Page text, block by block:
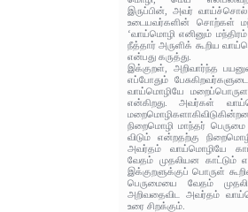
இருப்பின், அவர்
உடையவர்களின் சொற்கள்
‘வாய்மொழி எனினும்
நீத்தார் அருளிக் கூறிய
என்பது கருத்து.
இக்குறள், அறிவார்ந்த
எப்போதும்
வாய்மொழியே
என்கிறது. அவர்கள்
நிறைமொழி மாந்தர் பெருமை
விடும் என்றதற்கு
அவர்தம் வாய்மொழியே
வேதம் முதலியன காட்டும்
இக்குறளுக்குப் பொருள்
பெருமையை வேதம்
அறிவதைவிட அவர்தம்
உரை சிறக்கும்.